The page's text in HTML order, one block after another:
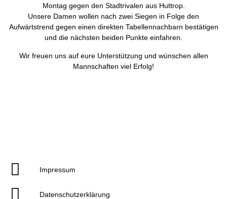
Montag gegen den Stadtrivalen aus Huttrop.
Unsere Damen wollen nach zwei Siegen in Folge den
Aufwärtstrend gegen einen direkten Tabellennachbarn bestätigen
und die nächsten beiden Punkte einfahren.
Wir freuen uns auf eure Unterstützung und wünschen allen
Mannschaften viel Erfolg!
Impressum
Datenschutzerklärung